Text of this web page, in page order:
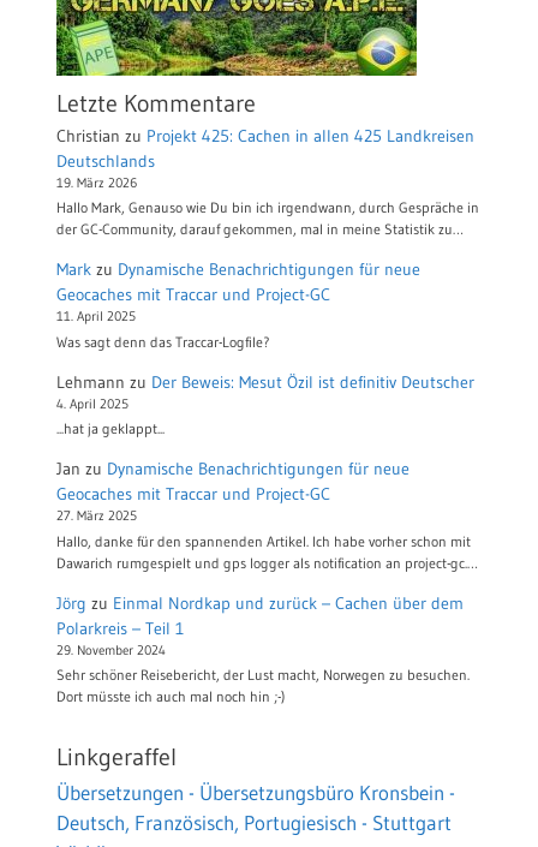
Letzte Kommentare
Christian zu Projekt 425: Cachen in allen 425 Landkreisen
Deutschlands
19. März 2026
Hallo Mark, Genauso wie Du bin ich irgendwann, durch Gespräche in
der GC-Community, darauf gekommen, mal in meine Statistik zu…
Mark zu Dynamische Benachrichtigungen für neue
Geocaches mit Traccar und Project-GC
11. April 2025
Was sagt denn das Traccar-Logfile?
Lehmann zu Der Beweis: Mesut Özil ist definitiv Deutscher
4. April 2025
...hat ja geklappt...
Jan zu Dynamische Benachrichtigungen für neue
Geocaches mit Traccar und Project-GC
27. März 2025
Hallo, danke für den spannenden Artikel. Ich habe vorher schon mit
Dawarich rumgespielt und gps logger als notification an project-gc.…
Jörg zu Einmal Nordkap und zurück – Cachen über dem
Polarkreis – Teil 1
29. November 2024
Sehr schöner Reisebericht, der Lust macht, Norwegen zu besuchen.
Dort müsste ich auch mal noch hin ;-)
Linkgeraffel
Übersetzungen - Übersetzungsbüro Kronsbein -
Deutsch, Französisch, Portugiesisch - Stuttgart